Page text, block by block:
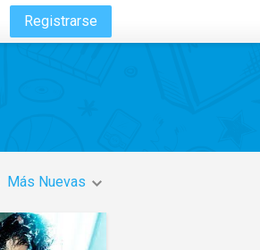
Registrarse
Más Nuevas